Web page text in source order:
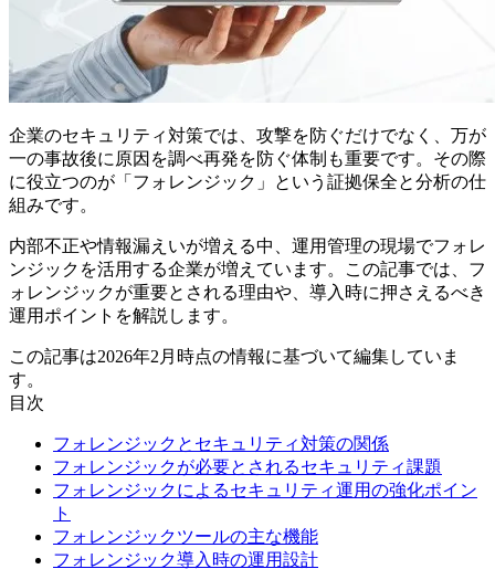
企業のセキュリティ対策では、攻撃を防ぐだけでなく、万が
一の事故後に原因を調べ再発を防ぐ体制も重要です。その際
に役立つのが「フォレンジック」という証拠保全と分析の仕
組みです。
内部不正や情報漏えいが増える中、運用管理の現場でフォレ
ンジックを活用する企業が増えています。この記事では、フ
ォレンジックが重要とされる理由や、導入時に押さえるべき
運用ポイントを解説します。
この記事は2026年2月時点の情報に基づいて編集していま
す。
目次
フォレンジックとセキュリティ対策の関係
フォレンジックが必要とされるセキュリティ課題
フォレンジックによるセキュリティ運用の強化ポイン
ト
フォレンジックツールの主な機能
フォレンジック導入時の運用設計